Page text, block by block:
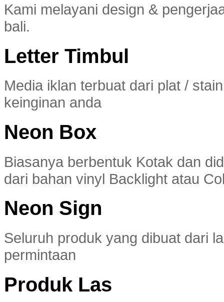
Kami melayani design &
bali.
Letter Timbul
Media iklan terbuat dari plat /
keinginan anda
Neon Box
Biasanya berbentuk Kotak dan
dari bahan vinyl Backlight atau
Neon Sign
Seluruh produk yang dibuat dari
permintaan
Produk Las